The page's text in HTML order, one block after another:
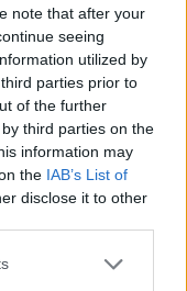
note that after your
seeing
utilized by
parties prior to
of the further
third parties on the
information may
the IAB’s List of
disclose it to other
14. rész
nem hiszünk a